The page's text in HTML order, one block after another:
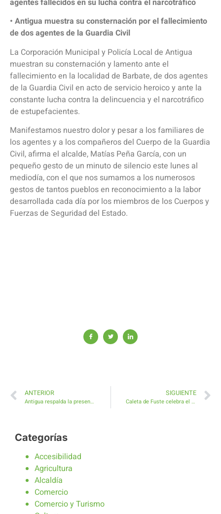
agentes fallecidos en su lucha contra el narcotráfico
• Antigua muestra su consternación por el fallecimiento
de dos agentes de la Guardia Civil
La Corporación Municipal y Policía Local de Antigua
muestran su consternación y lamento ante el
fallecimiento en la localidad de Barbate, de dos agentes
de la Guardia Civil en acto de servicio heroico y ante la
constante lucha contra la delincuencia y el narcotráfico
de estupefacientes.
Manifestamos nuestro dolor y pesar a los familiares de
los agentes y a los compañeros del Cuerpo de la Guardia
Civil, afirma el alcalde, Matías Peña García, con un
pequeño gesto de un minuto de silencio este lunes al
mediodía, con el que nos sumamos a los numerosos
gestos de tantos pueblos en reconocimiento a la labor
desarrollada cada día por los miembros de los Cuerpos y
Fuerzas de Seguridad del Estado.
ANTERIOR
Antigua respalda la presencia de la Fundación FUNCASOR para personas sordas y sus familias
SIGUIENTE
Caleta de Fuste celebra el Día de San Valentín con concursos, actuaciones y divertidos photocalls
Categorías
Accesibilidad
Agricultura
Alcaldía
Comercio
Comercio y Turismo